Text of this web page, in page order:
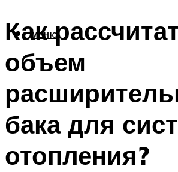
МЕНЮ
Как
объем
бака для
отопления?